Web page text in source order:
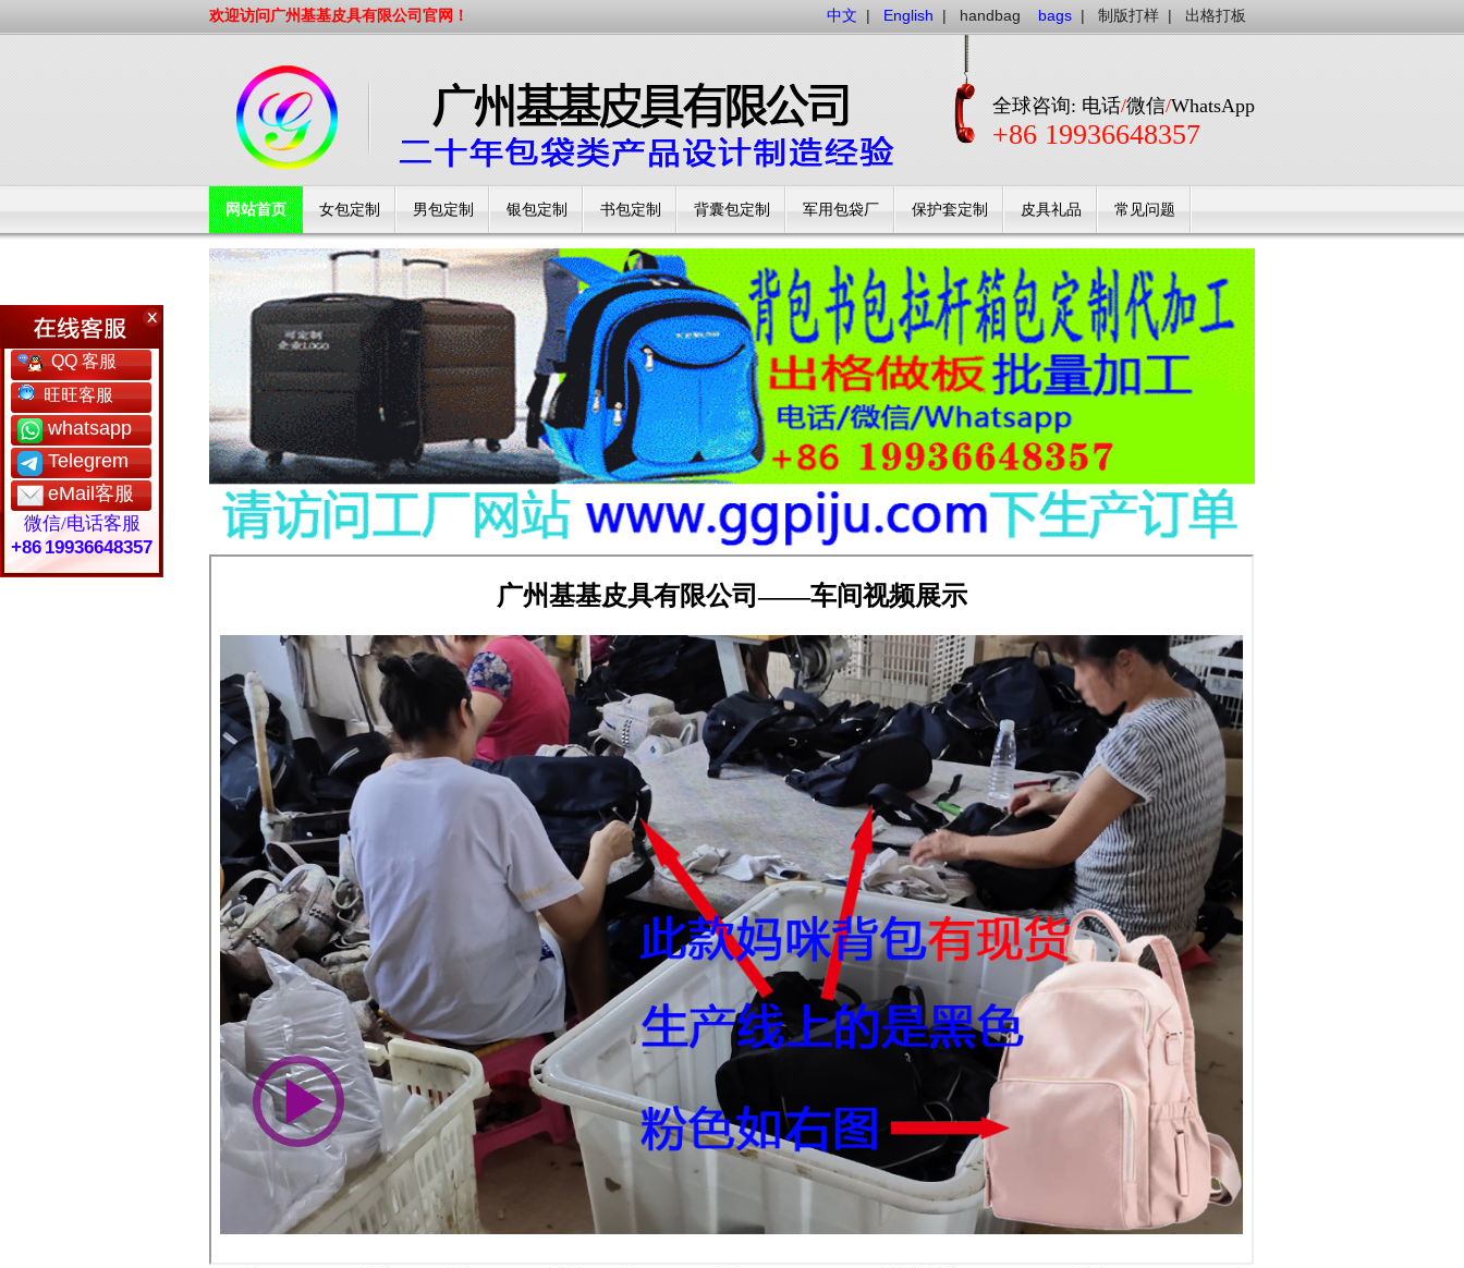
欢迎访问广州基基皮具有限公司官网！ 中文 | English | handbag bags | 制版打样 | 出格打板
全球咨询: 电话/微信/WhatsApp
+86 19936648357
网站首页 女包定制 男包定制 银包定制 书包定制 背囊包定制 军用包袋厂 保护套定制 皮具礼品 常见问题
工厂简介
QQ 客服
旺旺客服
whatsapp
Telegrem
eMail客服
微信/电话客服
+86 19936648357